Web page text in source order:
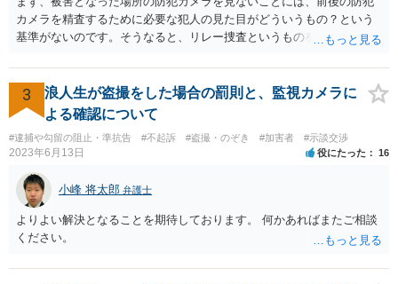
カメラを精査するために必要な犯人の見た目がどういうもの？という
基準がないのです。そうなると、リレー捜査というものをしようがあ
ると、その前後の捜査も行われていないと考えるのが自然です。（回
りくどすぎるからです。） 次に、犯行から１ヶ月半ということです
が、被害者が被害届を出し、その後、警察が防犯カメラ映像で被害現
場の防犯カメラを精査し、さらに前後の防犯カメラを精査して、リレ
ー捜査によって、行為者様を個人特定できるような証拠に当たったと
仮定します。 このような個人特定証拠の照会には、車であれば、当日
判明します（警察にデータベースがあるので）が、他方で、ICカード
やクレジットカードなどでは、数週間必要です。 ですが、被害者がす
ぐに被害申告を行なっているならば、警察は防犯カメラの保存期間は
１週間から長くて１ヶ月程度というふうに考えて、すぐさま防犯カメ
ラの捜査をします。 そうなると、その後に、上記のような個人特定捜
査が進んだとしても、やはり、遅ければ１ヶ月半程度かかるのではな
3
浪人生が盗撮をした場合の罰則と、監視カメラに
よる確認について
#逮捕や勾留の阻止・準抗告 #不起訴 #盗撮・のぞき #加害者 #示談交渉
2023年6月13日 役にたった 16
小峰 将太郎 弁護士
よりよい解決となることを期待しております。 何かあればまたご相談
ください。